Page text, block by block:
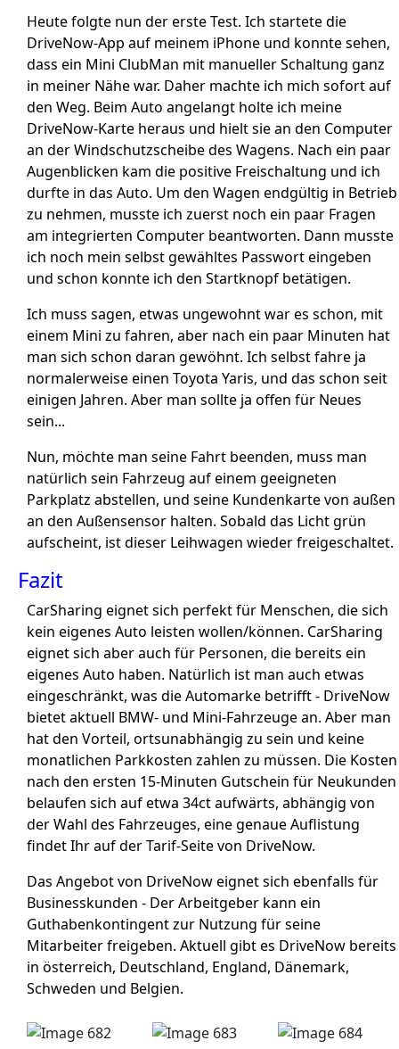
Heute folgte nun der erste Test. Ich startete die
DriveNow-App auf meinem iPhone und konnte sehen,
dass ein Mini ClubMan mit manueller Schaltung ganz
in meiner Nähe war. Daher machte ich mich sofort auf
den Weg. Beim Auto angelangt holte ich meine
DriveNow-Karte heraus und hielt sie an den Computer
an der Windschutzscheibe des Wagens. Nach ein paar
Augenblicken kam die positive Freischaltung und ich
durfte in das Auto. Um den Wagen endgültig in Betrieb
zu nehmen, musste ich zuerst noch ein paar Fragen
am integrierten Computer beantworten. Dann musste
ich noch mein selbst gewähltes Passwort eingeben
und schon konnte ich den Startknopf betätigen.
Ich muss sagen, etwas ungewohnt war es schon, mit
einem Mini zu fahren, aber nach ein paar Minuten hat
man sich schon daran gewöhnt. Ich selbst fahre ja
normalerweise einen Toyota Yaris, und das schon seit
einigen Jahren. Aber man sollte ja offen für Neues
sein...
Nun, möchte man seine Fahrt beenden, muss man
natürlich sein Fahrzeug auf einem geeigneten
Parkplatz abstellen, und seine Kundenkarte von außen
an den Außensensor halten. Sobald das Licht grün
aufscheint, ist dieser Leihwagen wieder freigeschaltet.
Fazit
CarSharing eignet sich perfekt für Menschen, die sich
kein eigenes Auto leisten wollen/können. CarSharing
eignet sich aber auch für Personen, die bereits ein
eigenes Auto haben. Natürlich ist man auch etwas
eingeschränkt, was die Automarke betrifft - DriveNow
bietet aktuell BMW- und Mini-Fahrzeuge an. Aber man
hat den Vorteil, ortsunabhängig zu sein und keine
monatlichen Parkkosten zahlen zu müssen. Die Kosten
nach den ersten 15-Minuten Gutschein für Neukunden
belaufen sich auf etwa 34ct aufwärts, abhängig von
der Wahl des Fahrzeuges, eine genaue Auflistung
findet Ihr auf der Tarif-Seite von DriveNow.
Das Angebot von DriveNow eignet sich ebenfalls für
Businesskunden - Der Arbeitgeber kann ein
Guthabenkontingent zur Nutzung für seine
Mitarbeiter freigeben. Aktuell gibt es DriveNow bereits
in österreich, Deutschland, England, Dänemark,
Schweden und Belgien.